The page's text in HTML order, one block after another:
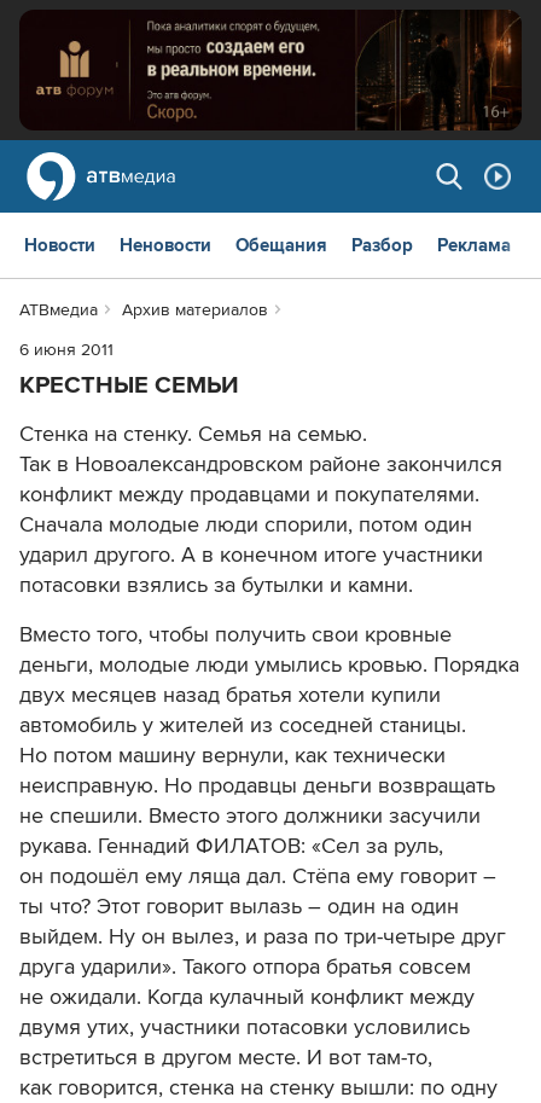
Новости Неновости Обещания Разбор Реклама
АТВмедиа
Архив материалов
6 июня 2011
КРЕСТНЫЕ СЕМЬИ
Стенка на стенку. Семья на семью.
Так в Новоалександровском районе закончился
конфликт между продавцами и покупателями.
Сначала молодые люди спорили, потом один
ударил другого. А в конечном итоге участники
потасовки взялись за бутылки и камни.
Вместо того, чтобы получить свои кровные
деньги, молодые люди умылись кровью. Порядка
двух месяцев назад братья хотели купили
автомобиль у жителей из соседней станицы.
Но потом машину вернули, как технически
неисправную. Но продавцы деньги возвращать
не спешили. Вместо этого должники засучили
рукава. Геннадий ФИЛАТОВ: «Сел за руль,
он подошёл ему ляща дал. Стёпа ему говорит –
ты что? Этот говорит вылазь – один на один
выйдем. Ну он вылез, и раза по три-четыре друг
друга ударили». Такого отпора братья совсем
не ожидали. Когда кулачный конфликт между
двумя утих, участники потасовки условились
встретиться в другом месте. И вот там-то,
как говорится, стенка на стенку вышли: по одну